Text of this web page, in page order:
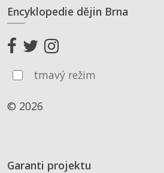
Encyklopedie dějin Brna
tmavý režim
© 2026
Garanti projektu